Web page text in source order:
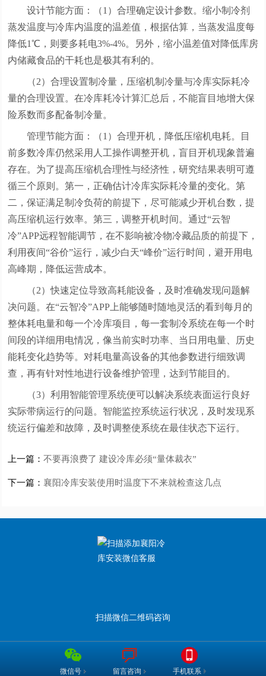
微信号 留言咨询 手机联系
设计节能方面：（1）合理确定设计参数。缩小制冷剂
蒸发温度与冷库内温度的温差值，根据估算，当蒸发温度每
降低1℃，则要多耗电3%-4%。另外，缩小温差值对降低库房
内储藏食品的干耗也是极其有利的。
（2）合理设置制冷量，压缩机制冷量与冷库实际耗冷
量的合理设置。在冷库耗冷计算汇总后，不能盲目地增大保
险系数而多配备制冷量。
管理节能方面：（1）合理开机，降低压缩机电耗。目
前多数冷库仍然采用人工操作调整开机，盲目开机现象普遍
存在。为了提高压缩机合理性与经济性，研究结果表明可遵
循三个原则。第一，正确估计冷库实际耗冷量的变化。第
二，保证满足制冷负荷的前提下，尽可能减少开机台数，提
高压缩机运行效率。第三，调整开机时间。通过“云智
冷”APP远程智能调节，在不影响被冷物冷藏品质的前提下，
利用夜间“谷价”运行，减少白天“峰价”运行时间，避开用电
高峰期，降低运营成本。
（2）快速定位导致高耗能设备，及时准确发现问题解
决问题。在“云智冷”APP上能够随时随地灵活的看到每月的
整体耗电量和每一个冷库项目，每一套制冷系统在每一个时
间段的详细用电情况，像当前实时功率、当日用电量、历史
能耗变化趋势等。对耗电量高设备的其他参数进行细致调
查，再有针对性地进行设备维护管理，达到节能目的。
（3）利用智能管理系统便可以解决系统表面运行良好
实际带病运行的问题。智能监控系统运行状况，及时发现系
统运行偏差和故障，及时调整使系统在最佳状态下运行。
上一篇： 不要再浪费了 建设冷库必须“量体裁衣”
下一篇： 襄阳冷库安装使用时温度下不来就检查这几点
扫描微信二维码咨询